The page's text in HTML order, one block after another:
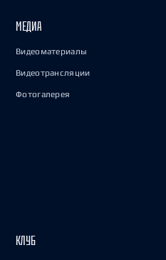
МЕДИА
Видеоматериалы
Видеотрансляции
Фотогалерея
КЛУБ